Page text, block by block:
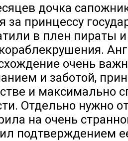
дочка
за принцессу
в плен пираты
очень
и заботой,
и максимально
Отдельно нужно
на очень
подтверждением